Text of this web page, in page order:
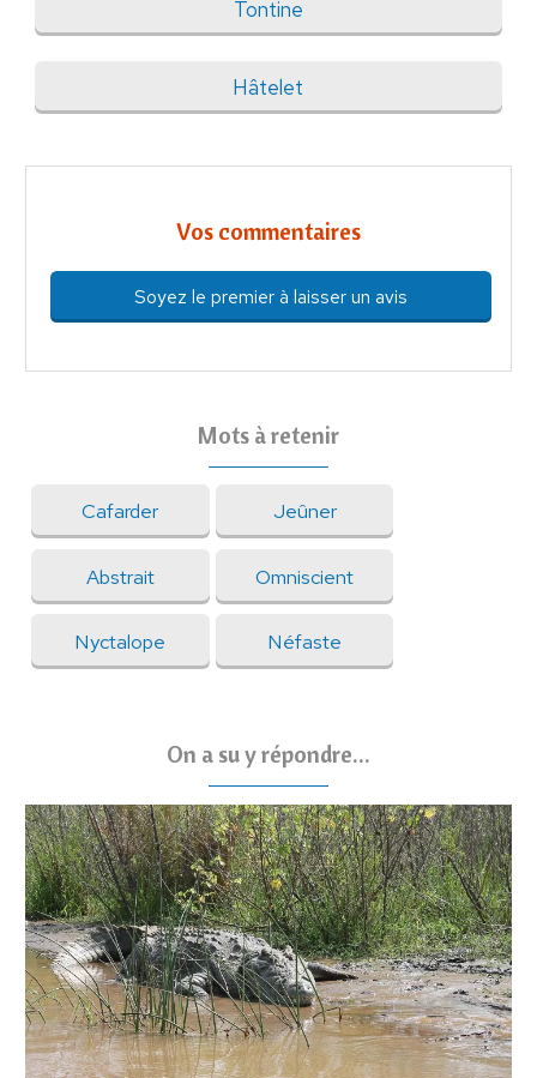
Tontine
Hâtelet
Vos commentaires
Soyez le premier à laisser un avis
Mots à retenir
Cafarder Jeûner
Abstrait Omniscient
Nyctalope Néfaste
On a su y répondre...